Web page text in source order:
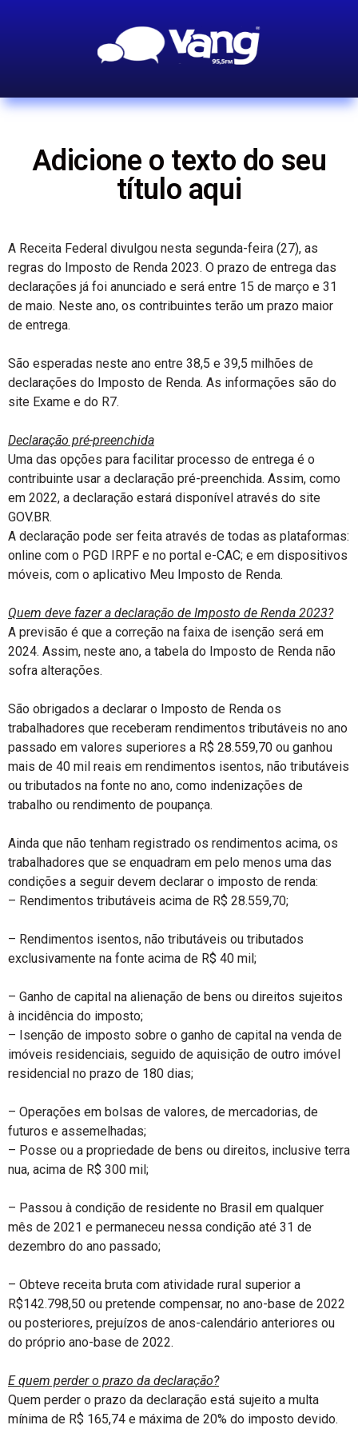
Adicione o texto do seu
título aqui
A Receita Federal divulgou nesta segunda-feira (27), as
regras do Imposto de Renda 2023. O prazo de entrega das
declarações já foi anunciado e será entre 15 de março e 31
de maio. Neste ano, os contribuintes terão um prazo maior
de entrega.
São esperadas neste ano entre 38,5 e 39,5 milhões de
declarações do Imposto de Renda. As informações são do
site Exame e do R7.
Declaração pré-preenchida
Uma das opções para facilitar processo de entrega é o
contribuinte usar a declaração pré-preenchida. Assim, como
em 2022, a declaração estará disponível através do site
GOV.BR.
A declaração pode ser feita através de todas as plataformas:
online com o PGD IRPF e no portal e-CAC; e em dispositivos
móveis, com o aplicativo Meu Imposto de Renda.
Quem deve fazer a declaração de Imposto de Renda 2023?
A previsão é que a correção na faixa de isenção será em
2024. Assim, neste ano, a tabela do Imposto de Renda não
sofra alterações.
São obrigados a declarar o Imposto de Renda os
trabalhadores que receberam rendimentos tributáveis no ano
passado em valores superiores a R$ 28.559,70 ou ganhou
mais de 40 mil reais em rendimentos isentos, não tributáveis
ou tributados na fonte no ano, como indenizações de
trabalho ou rendimento de poupança.
Ainda que não tenham registrado os rendimentos acima, os
trabalhadores que se enquadram em pelo menos uma das
condições a seguir devem declarar o imposto de renda:
– Rendimentos tributáveis acima de R$ 28.559,70;
– Rendimentos isentos, não tributáveis ou tributados
exclusivamente na fonte acima de R$ 40 mil;
– Ganho de capital na alienação de bens ou direitos sujeitos
à incidência do imposto;
– Isenção de imposto sobre o ganho de capital na venda de
imóveis residenciais, seguido de aquisição de outro imóvel
residencial no prazo de 180 dias;
– Operações em bolsas de valores, de mercadorias, de
futuros e assemelhadas;
– Posse ou a propriedade de bens ou direitos, inclusive terra
nua, acima de R$ 300 mil;
– Passou à condição de residente no Brasil em qualquer
mês de 2021 e permaneceu nessa condição até 31 de
dezembro do ano passado;
– Obteve receita bruta com atividade rural superior a
R$142.798,50 ou pretende compensar, no ano-base de 2022
ou posteriores, prejuízos de anos-calendário anteriores ou
do próprio ano-base de 2022.
E quem perder o prazo da declaração?
Quem perder o prazo da declaração está sujeito a multa
mínima de R$ 165,74 e máxima de 20% do imposto devido.